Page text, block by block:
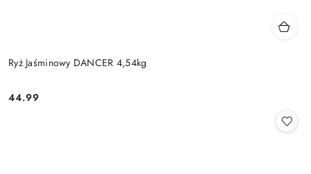
Ryż Jaśminowy DANCER 4,54kg
Cena:
44.99